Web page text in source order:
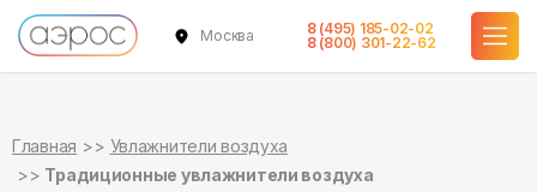
Москва
8 (495) 185-02-02
8 (800) 301-22-62
Главная
Увлажнители воздуха
Традиционные увлажнители воздуха